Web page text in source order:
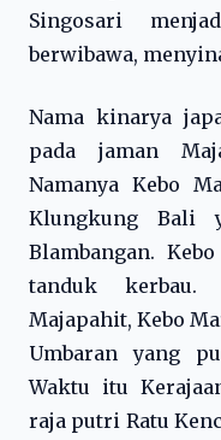
Singosari
berwibawa,
Nama kinarya
pada jaman
Namanya Kebo
Klungkung Bali
Blambangan.
tanduk kerbau.
Majapahit, Kebo
Umbaran yang
Waktu itu
raja putri Ratu